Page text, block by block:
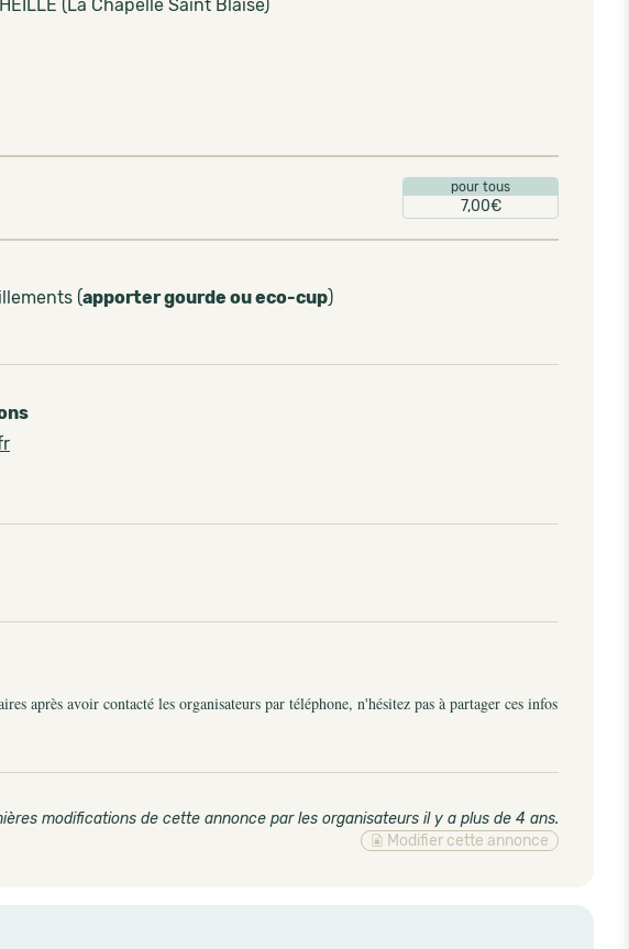
(La Chapelle Saint Blaise)
pour tous
7,00€
(apporter gourde ou eco-cup)
après avoir contacté les organisateurs par téléphone, n'hésitez pas à partager ces infos
modifications de cette annonce par les organisateurs il y a plus de 4 ans.
Modifier cette annonce